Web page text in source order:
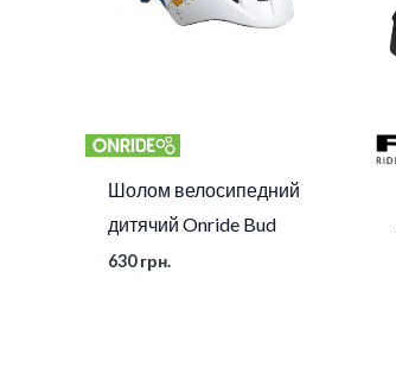
Шолом велосипедний
дитячий Onride Bud
630грн.